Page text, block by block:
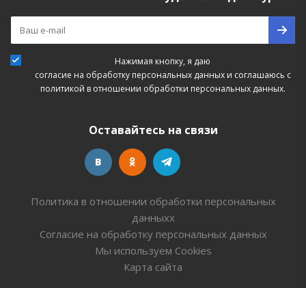
Нажимая кнопку, я даю
согласие на обработку персональных данныхи соглашаюсь с
политикой в отношении обработки персональных данных.
Оставайтесь на связи
Политика в отношении обработки персональных
данныхх
Согласие на обработку персональных данных
Мы используем Cookies
Карта сайта